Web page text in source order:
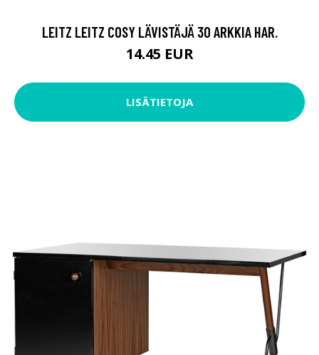
LEITZ LEITZ COSY LÄVISTÄJÄ 30 ARKKIA HAR.
14.45 EUR
LISÄTIETOJA